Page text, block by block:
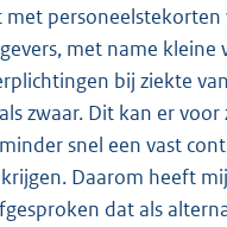
personeelstekorten
met name kleine
bij ziekte
zwaar. Dit kan er
snel een vast
Daarom heeft
dat als